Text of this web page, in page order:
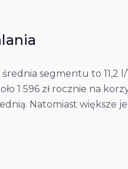
segmentu to 11,2
1 596 zł rocznie na
Natomiast większe